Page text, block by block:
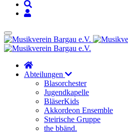
Abteilungen
Blasorchester
Jugendkapelle
BläserKids
Akkordeon Ensemble
Steirische Gruppe
the bbänd.